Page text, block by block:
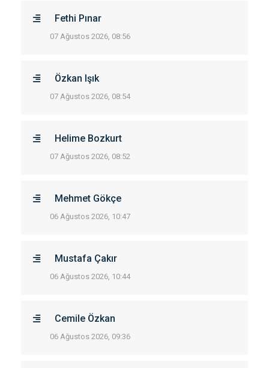
Fethi Pınar
07 Ağustos 2026, 08:56
Özkan Işık
07 Ağustos 2026, 08:54
Helime Bozkurt
07 Ağustos 2026, 08:52
Mehmet Gökçe
06 Ağustos 2026, 10:47
Mustafa Çakır
06 Ağustos 2026, 10:44
Cemile Özkan
06 Ağustos 2026, 09:36